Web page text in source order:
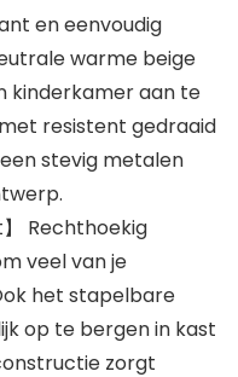
en eenvoudig
warme beige
kinderkamer aan te
resistent gedraaid
stevig metalen
Rechthoekig
veel van je
het stapelbare
op te bergen in kast
zorgt